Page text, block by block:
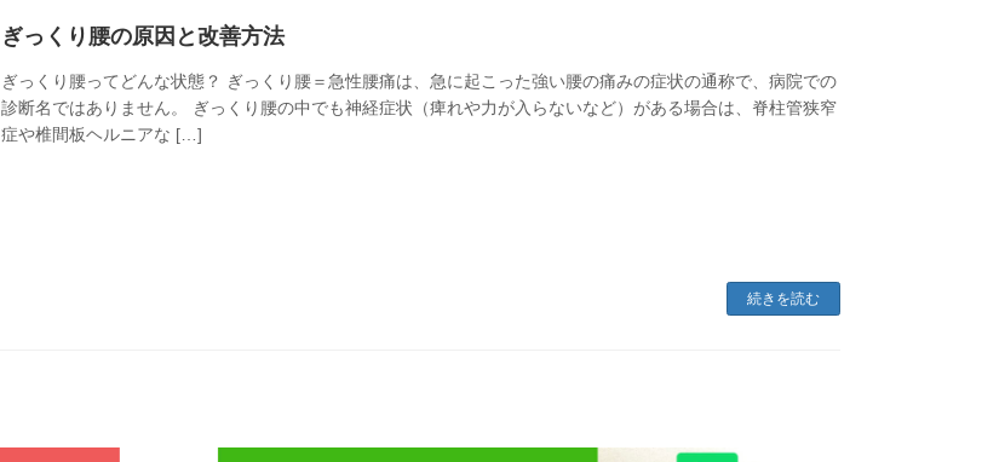
ぎっくり腰の原因と改善方法
ぎっくり腰ってどんな状態？ ぎっくり腰＝急性腰痛は、急に起こった強い腰の痛みの症状の通称で、病院での
診断名ではありません。 ぎっくり腰の中でも神経症状（痺れや力が入らないなど）がある場合は、脊柱管狭窄
症や椎間板ヘルニアな […]
続きを読む